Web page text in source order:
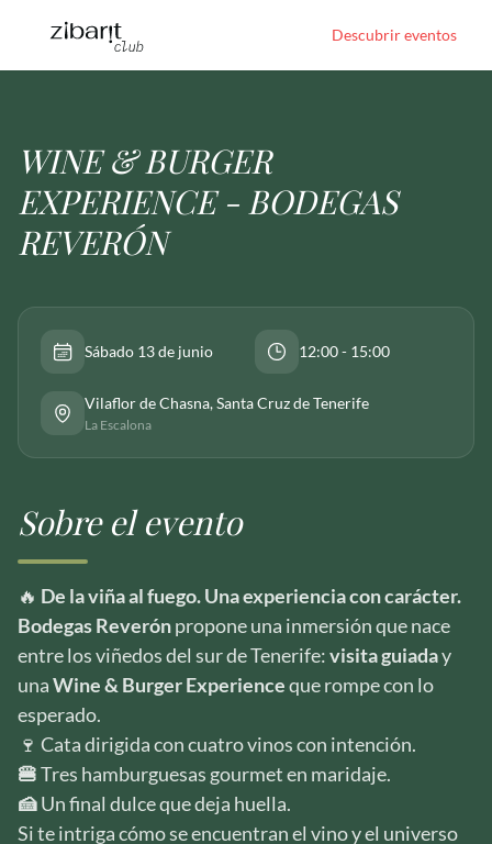
Descubrir eventos
WINE & BURGER
EXPERIENCE - BODEGAS
REVERÓN
Sábado 13 de junio 12:00 - 15:00
Vilaflor de Chasna, Santa Cruz de Tenerife
La Escalona
Sobre el evento
🔥 De la viña al fuego. Una experiencia con carácter.
Bodegas Reverónpropone una inmersión que nace
entre los viñedos del sur de Tenerife:visita guiaday
unaWine & Burger Experienceque rompe con lo
esperado.
🍷 Cata dirigida con cuatro vinos con intención.
🍔Tres hamburguesas gourmet en maridaje.
🍰Un final dulce que deja huella.
Si te intriga cómo se encuentran el vino y el universo